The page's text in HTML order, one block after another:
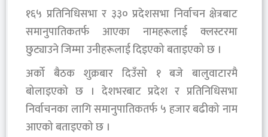
१६५ प्रतिनिधिसभा र ३३० प्रदेशसभा निर्वाचन क्षेत्रबाट
समानुपातिकतर्फ आएका नामहरूलाई क्लस्टरमा
छुट्याउने जिम्मा उनीहरूलाई दिइएको बताइएको छ ।
अर्को बैठक शुक्रबार दिउँसो १ बजे बालुवाटारमै
बोलाइएको छ । देशभरबाट प्रदेश र प्रतिनिधिसभा
निर्वाचनका लागि समानुपातिकतर्फ ५ हजार बढीको नाम
आएको बताइएको छ ।